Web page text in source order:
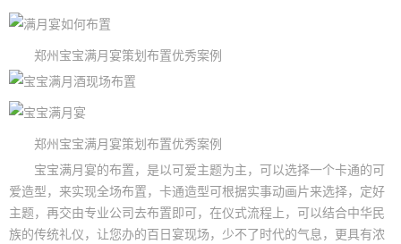
郑州宝宝满月宴策划布置优秀案例
郑州宝宝满月宴策划布置优秀案例
宝宝满月宴的布置，是以可爱主题为主，可以选择一个卡通的可
爱造型，来实现全场布置，卡通造型可根据实事动画片来选择，定好
主题，再交由专业公司去布置即可，在仪式流程上，可以结合中华民
族的传统礼仪，让您办的百日宴现场，少不了时代的气息，更具有浓